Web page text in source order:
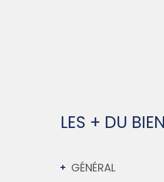
LES + DU
GÉNÉRAL